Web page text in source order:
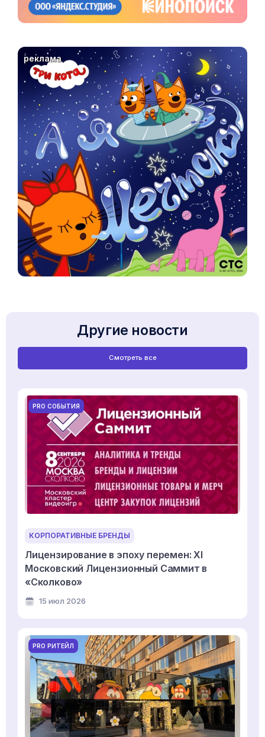
реклама
Другие новости
Смотреть все
PRO СОБЫТИЯ
КОРПОРАТИВНЫЕ БРЕНДЫ
Лицензирование в эпоху перемен: XI
Московский Лицензионный Саммит в
«Сколково»
15 июл 2026
PRO РИТЕЙЛ